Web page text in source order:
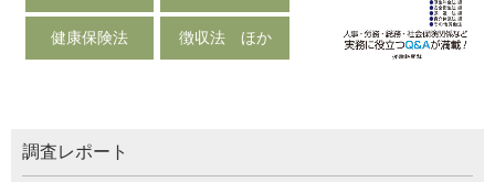
健康保険法 徴収法 ほか
調査レポート